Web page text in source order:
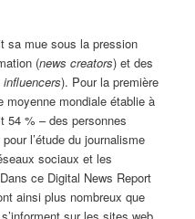
sa mue sous la pression
(news creators) et des
influencers). Pour la première
mondiale établie à
54 % – des personnes
l’étude du journalisme
sociaux et les
ce Digital News Report
ainsi plus nombreux que